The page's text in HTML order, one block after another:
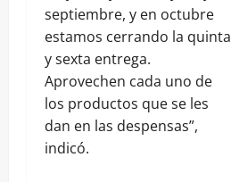
septiembre, y en octubre
estamos cerrando la quinta
y sexta entrega.
Aprovechen cada uno de
los productos que se les
dan en las despensas”,
indicó.